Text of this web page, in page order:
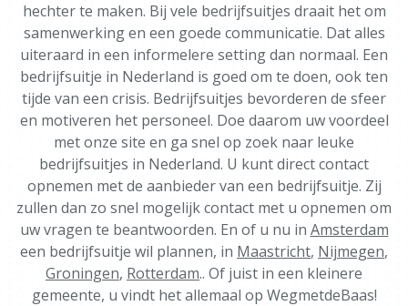
hechter te maken. Bij vele bedrijfsuitjes draait het om
samenwerking en een goede communicatie. Dat alles
uiteraard in een informelere setting dan normaal. Een
bedrijfsuitje in Nederland is goed om te doen, ook ten
tijde van een crisis. Bedrijfsuitjes bevorderen de sfeer
en motiveren het personeel. Doe daarom uw voordeel
met onze site en ga snel op zoek naar leuke
bedrijfsuitjes in Nederland. U kunt direct contact
opnemen met de aanbieder van een bedrijfsuitje. Zij
zullen dan zo snel mogelijk contact met u opnemen om
uw vragen te beantwoorden. En of u nu in Amsterdam
een bedrijfsuitje wil plannen, in Maastricht, Nijmegen,
Groningen, Rotterdam.. Of juist in een kleinere
gemeente, u vindt het allemaal op WegmetdeBaas!